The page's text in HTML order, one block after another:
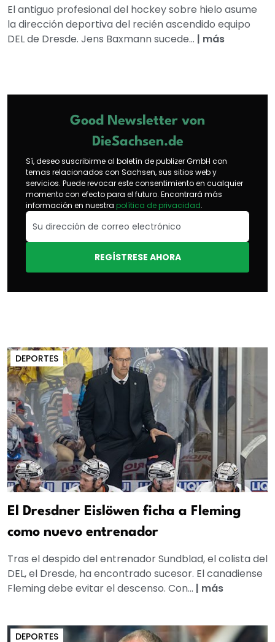
El antiguo profesional del hockey sobre hielo asume
la dirección deportiva del recién ascendido equipo
DEL de Dresde. Jens Baxmann sucede... | más
Good Newsletter von
DieSachsen.de
Sí, deseo suscribirme al boletín de publizer GmbH con
temas relacionados con Sachsen, sus sitios web y
servicios. Puede revocar este consentimiento en cualquier
momento con efecto para el futuro. Encontrará más
información en nuestra política de privacidad.
REGÍSTRESE AHORA
DEPORTES
El Dresdner Eislöwen ficha a Fleming
como nuevo entrenador
Tras el despido del entrenador Sundblad, el colista del
DEL, el Dresde, ha encontrado sucesor. El canadiense
Fleming debe evitar el descenso. Con... | más
DEPORTES